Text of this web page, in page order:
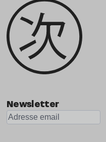
Newsletter